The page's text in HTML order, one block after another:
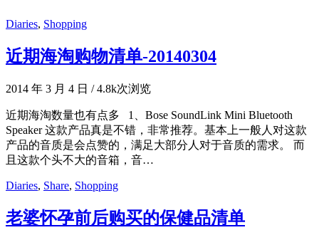
Diaries, Shopping
近期海淘购物清单-20140304
2014 年 3 月 4 日 /4.8k次浏览
近期海淘数量也有点多 1、Bose SoundLink Mini Bluetooth
Speaker 这款产品真是不错，非常推荐。基本上一般人对这款
产品的音质是会点赞的，满足大部分人对于音质的需求。 而
且这款个头不大的音箱，音…
Diaries, Share, Shopping
老婆怀孕前后购买的保健品清单